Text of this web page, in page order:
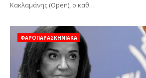
Κακλαμάνης (Open), o καθ…
ΦΑΡΟΠΑΡΑΣΚΗΝΙΑΚΆ